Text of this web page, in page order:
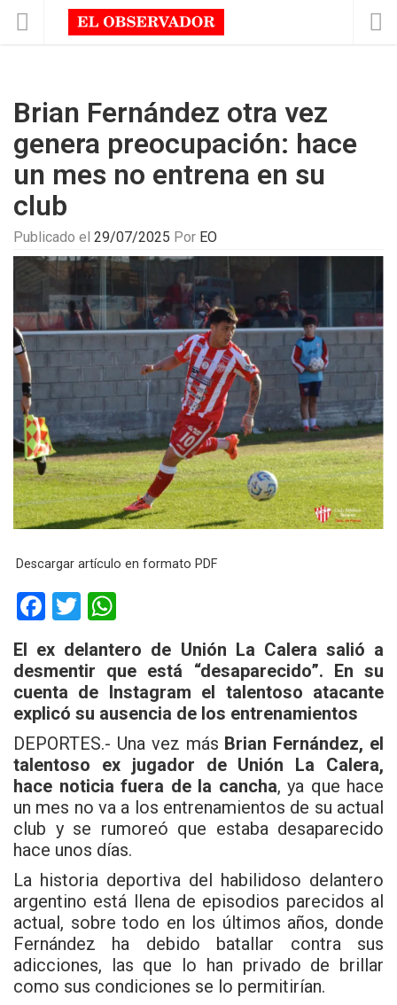
Brian Fernández otra vez
genera preocupación: hace
un mes no entrena en su
club
Publicado el 29/07/2025 Por EO
Descargar artículo en formato PDF
F
ce
b
o
o
k
T
wi
tt
er
at
s
A
p
p
El ex delantero de Unión La Calera salió a
desmentir que está “desaparecido”. En su
cuenta de Instagram el talentoso atacante
explicó su ausencia de los entrenamientos
DEPORTES.- Una vez más Brian Fernández, el
talentoso ex jugador de Unión La Calera,
hace noticia fuera de la cancha, ya que hace
un mes no va a los entrenamientos de su actual
club y se rumoreó que estaba desaparecido
hace unos días.
La historia deportiva del habilidoso delantero
argentino está llena de episodios parecidos al
actual, sobre todo en los últimos años, donde
Fernández ha debido batallar contra sus
adicciones, las que lo han privado de brillar
como sus condiciones se lo permitirían.